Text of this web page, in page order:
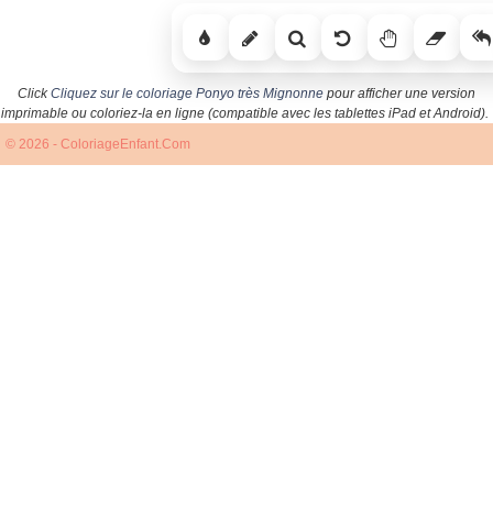
ClickCliquez sur le coloriage Ponyo très Mignonne pour afficher une version
imprimable ou coloriez-la en ligne (compatible avec les tablettes iPad et Android).
© 2026 - ColoriageEnfant.Com